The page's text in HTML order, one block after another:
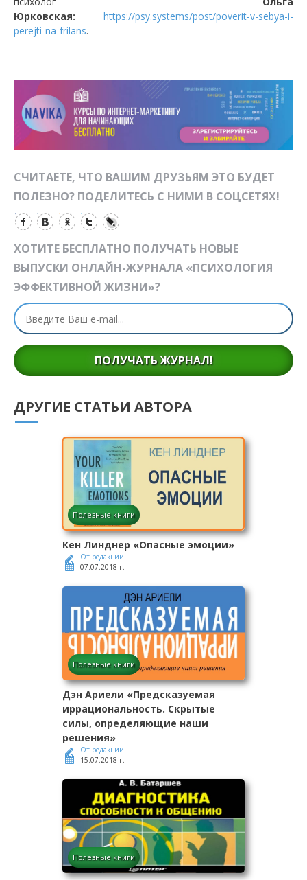
Юрковская:
https://psy.systems/post/poverit-v-sebya-i-
perejti-na-frilans.
СЧИТАЕТЕ, ЧТО ВАШИМ ДРУЗЬЯМ ЭТО БУДЕТ
ПОЛЕЗНО? ПОДЕЛИТЕСЬ С НИМИ В СОЦСЕТЯХ!
ХОТИТЕ БЕСПЛАТНО ПОЛУЧАТЬ НОВЫЕ
ВЫПУСКИ ОНЛАЙН-ЖУРНАЛА «ПСИХОЛОГИЯ
ЭФФЕКТИВНОЙ ЖИЗНИ»?
ПОЛУЧАТЬ ЖУРНАЛ!
ДРУГИЕ СТАТЬИ АВТОРА
Полезные книги
Кен Линднер «Опасные эмоции»
От редакции
07.07.2018 г.
Полезные книги
Дэн Ариели «Предсказуемая
иррациональность. Скрытые
силы, определяющие наши
решения»
От редакции
15.07.2018 г.
Полезные книги